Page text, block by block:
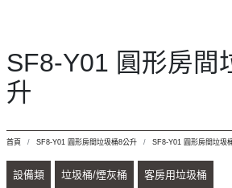
SF8-Y01 圓形房間
升
首頁 SF8-Y01 圓形房間垃圾桶8公升 SF8-Y01 圓形房間垃圾
設備類 垃圾桶/煙灰桶 客房用垃圾桶